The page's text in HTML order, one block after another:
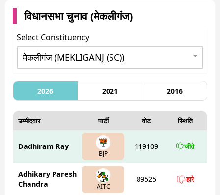
विधानसभा चुनाव (मेकलीगंज)
Select Constituency
2026 2021 2016
उम्मीदवार पार्टी वोट स्थिति
Dadhiram Ray
BJP
119109 जीते
Adhikary Paresh
Chandra
AITC
89525 हारे